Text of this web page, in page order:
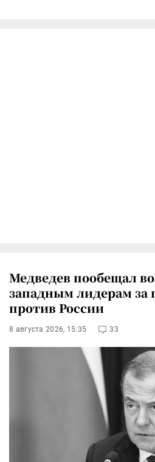
Медведев пообещал
западным лидерам за
против России
8 августа 2026, 15:35 33